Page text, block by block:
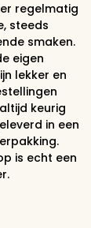
regelmatig
steeds
smaken.
eigen
lekker en
keurig
in een
is echt een